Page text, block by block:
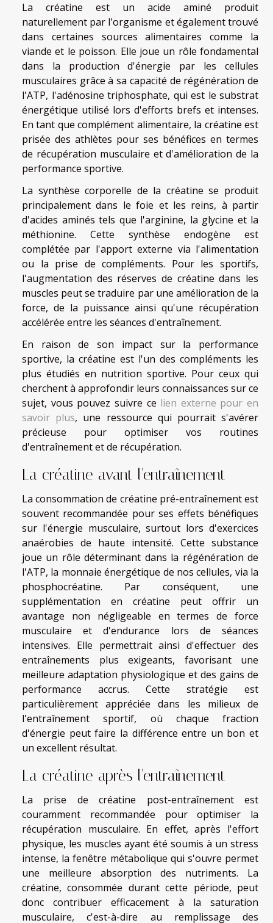
La créatine est un acide aminé produit
naturellement par l'organisme et également trouvé
dans certaines sources alimentaires comme la
viande et le poisson. Elle joue un rôle fondamental
dans la production d'énergie par les cellules
musculaires grâce à sa capacité de régénération de
l'ATP, l'adénosine triphosphate, qui est le substrat
énergétique utilisé lors d'efforts brefs et intenses.
En tant que complément alimentaire, la créatine est
prisée des athlètes pour ses bénéfices en termes
de récupération musculaire et d'amélioration de la
performance sportive.
La synthèse corporelle de la créatine se produit
principalement dans le foie et les reins, à partir
d'acides aminés tels que l'arginine, la glycine et la
méthionine. Cette synthèse endogène est
complétée par l'apport externe via l'alimentation
ou la prise de compléments. Pour les sportifs,
l'augmentation des réserves de créatine dans les
muscles peut se traduire par une amélioration de la
force, de la puissance ainsi qu'une récupération
accélérée entre les séances d'entraînement.
En raison de son impact sur la performance
sportive, la créatine est l'un des compléments les
plus étudiés en nutrition sportive. Pour ceux qui
cherchent à approfondir leurs connaissances sur ce
sujet, vous pouvez suivre ce lien externe pour en
savoir plus, une ressource qui pourrait s'avérer
précieuse pour optimiser vos routines
d'entraînement et de récupération.
La créatine avant l'entraînement
La consommation de créatine pré-entraînement est
souvent recommandée pour ses effets bénéfiques
sur l'énergie musculaire, surtout lors d'exercices
anaérobies de haute intensité. Cette substance
joue un rôle déterminant dans la régénération de
l'ATP, la monnaie énergétique de nos cellules, via la
phosphocréatine. Par conséquent, une
supplémentation en créatine peut offrir un
avantage non négligeable en termes de force
musculaire et d'endurance lors de séances
intensives. Elle permettrait ainsi d'effectuer des
entraînements plus exigeants, favorisant une
meilleure adaptation physiologique et des gains de
performance accrus. Cette stratégie est
particulièrement appréciée dans les milieux de
l'entraînement sportif, où chaque fraction
d'énergie peut faire la différence entre un bon et
un excellent résultat.
La créatine après l'entraînement
La prise de créatine post-entraînement est
couramment recommandée pour optimiser la
récupération musculaire. En effet, après l'effort
physique, les muscles ayant été soumis à un stress
intense, la fenêtre métabolique qui s'ouvre permet
une meilleure absorption des nutriments. La
créatine, consommée durant cette période, peut
donc contribuer efficacement à la saturation
musculaire, c'est-à-dire au remplissage des